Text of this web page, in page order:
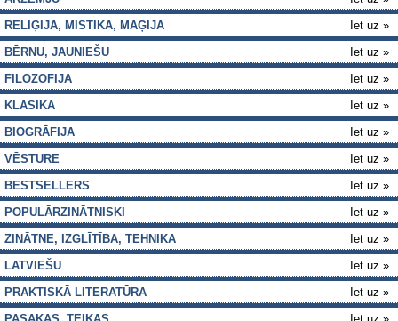
RELIĢIJA, MISTIKA, MAĢIJA
Iet uz »
BĒRNU, JAUNIEŠU
Iet uz »
FILOZOFIJA
Iet uz »
KLASIKA
Iet uz »
BIOGRĀFIJA
Iet uz »
VĒSTURE
Iet uz »
BESTSELLERS
Iet uz »
POPULĀRZINĀTNISKI
Iet uz »
ZINĀTNE, IZGLĪTĪBA, TEHNIKA
Iet uz »
LATVIEŠU
Iet uz »
PRAKTISKĀ LITERATŪRA
Iet uz »